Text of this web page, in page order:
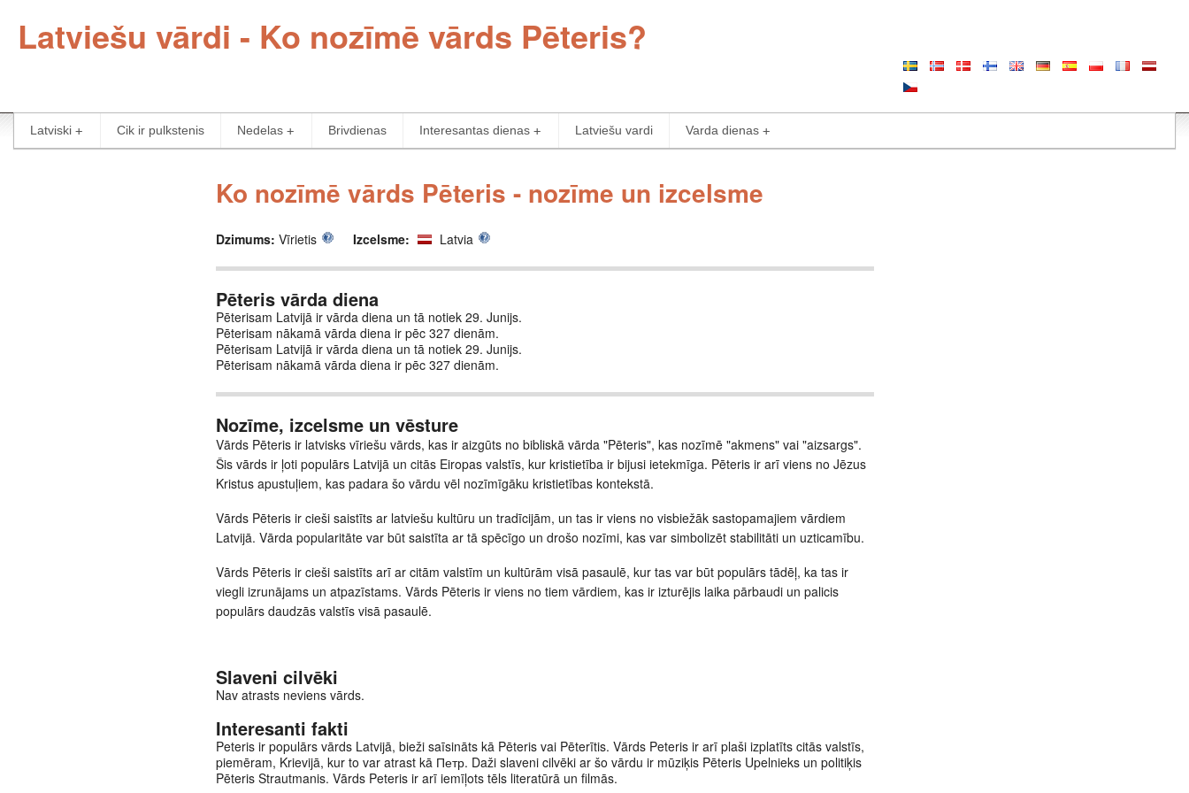
Latviešu vārdi - Ko nozīmē vārds Pēteris?
Latviski Cik ir pulkstenis Nedelas Brivdienas Interesantas dienas Latviešu vardi Varda dienas
Ko nozīmē vārds Pēteris - nozīme un izcelsme
Dzimums: Vīrietis Izcelsme: Latvia
Pēteris vārda diena
Pēterisam Latvijā ir vārda diena un tā notiek 29. Junijs.
Pēterisam nākamā vārda diena ir pēc 327 dienām.
Pēterisam Latvijā ir vārda diena un tā notiek 29. Junijs.
Pēterisam nākamā vārda diena ir pēc 327 dienām.
Nozīme, izcelsme un vēsture
Vārds Pēteris ir latvisks vīriešu vārds, kas ir aizgūts no bibliskā vārda "Pēteris", kas nozīmē "akmens" vai "aizsargs".
Šis vārds ir ļoti populārs Latvijā un citās Eiropas valstīs, kur kristietība ir bijusi ietekmīga. Pēteris ir arī viens no Jēzus
Kristus apustuļiem, kas padara šo vārdu vēl nozīmīgāku kristietības kontekstā.
Vārds Pēteris ir cieši saistīts ar latviešu kultūru un tradīcijām, un tas ir viens no visbiežāk sastopamajiem vārdiem
Latvijā. Vārda popularitāte var būt saistīta ar tā spēcīgo un drošo nozīmi, kas var simbolizēt stabilitāti un uzticamību.
Vārds Pēteris ir cieši saistīts arī ar citām valstīm un kultūrām visā pasaulē, kur tas var būt populārs tādēļ, ka tas ir
viegli izrunājams un atpazīstams. Vārds Pēteris ir viens no tiem vārdiem, kas ir izturējis laika pārbaudi un palicis
populārs daudzās valstīs visā pasaulē.
Slaveni cilvēki
Nav atrasts neviens vārds.
Interesanti fakti
Peteris ir populārs vārds Latvijā, bieži saīsināts kā Pēteris vai Pēterītis. Vārds Peteris ir arī plaši izplatīts citās valstīs,
piemēram, Krievijā, kur to var atrast kā Петр. Daži slaveni cilvēki ar šo vārdu ir mūziķis Pēteris Upelnieks un politiķis
Pēteris Strautmanis. Vārds Peteris ir arī iemīļots tēls literatūrā un filmās.